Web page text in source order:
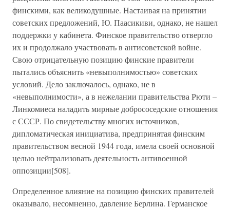
финскими, как великодушные. Настаивая на принятии
советских предложений, Ю. Паасикиви, однако, не нашел
поддержки у кабинета. Финское правительство отвергло
их и продолжало участвовать в антисоветской войне.
Свою отрицательную позицию финские правители
пытались объяснить «невыполнимостью» советских
условий. Дело заключалось, однако, не в
«невыполнимости», а в нежелании правительства Рюти –
Линкомиеса наладить мирные добрососедские отношения
с СССР. По свидетельству многих источников,
дипломатическая инициатива, предпринятая финским
правительством весной 1944 года, имела своей основной
целью нейтрализовать деятельность антивоенной
оппозиции[508].
Определенное влияние на позицию финских правителей
оказывало, несомненно, давление Берлина. Германское